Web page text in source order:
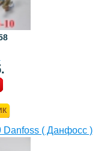
( Данфосс )